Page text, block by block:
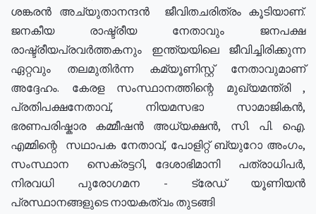
ശങ്കരൻ അച്യുതാനന്ദൻ ജീവിതചരിത്രം കൂടിയാണ്.
ജനകീയ രാഷ്ട്രീയ നേതാവും ജനപക്ഷ
രാഷ്ട്രീയപ്രവർത്തകനും ഇന്ത്യയിലെ ജീവിച്ചിരിക്കുന്ന
ഏറ്റവും തലമുതിർന്ന കമ്യൂണിസ്റ്റ് നേതാവുമാണ്
അദ്ദേഹം. കേരള സംസ്ഥാനത്തിന്റെ മുഖ്യമന്ത്രി ,
പ്രതിപക്ഷനേതാവ്, നിയമസഭാ സാമാജികൻ,
ഭരണപരിഷ്കാര കമ്മീഷൻ അധ്യക്ഷൻ, സി. പി. ഐ.
എമ്മിന്റെ സഥാപക നേതാവ്, പോളിറ്റ് ബ്യുറോ അംഗം,
സംസ്ഥാന സെക്രട്ടറി, ദേശാഭിമാനി പത്രാധിപർ,
നിരവധി പുരോഗമന - ട്രേഡ് യൂണിയൻ
പ്രസ്ഥാനങ്ങളുടെ നായകത്വം തുടങ്ങി